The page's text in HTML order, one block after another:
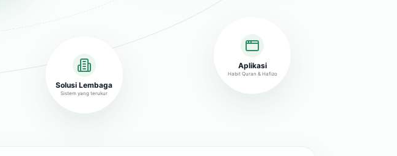
Solusi Lembaga
Sistem yang terukur
Aplikasi
Habit Quran & Hafizo